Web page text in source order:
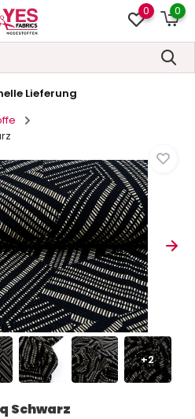
0 0
Hohe Qualität
+2
Schwarz